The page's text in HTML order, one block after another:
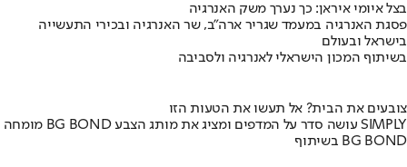
בצל איומי איראן: כך נערך משק האנרגיה
פסגת האנרגיה במעמד שגריר ארה"ב, שר האנרגיה ובכירי התעשייה
בישראל ובעולם
בשיתוף המכון הישראלי לאנרגיה ולסביבה
צובעים את הבית? אל תעשו את הטעות הזו
מומחה BG BOND עושה סדר על המדפים ומציג את מותג הצבע SIMPLY
בשיתוף BG BOND